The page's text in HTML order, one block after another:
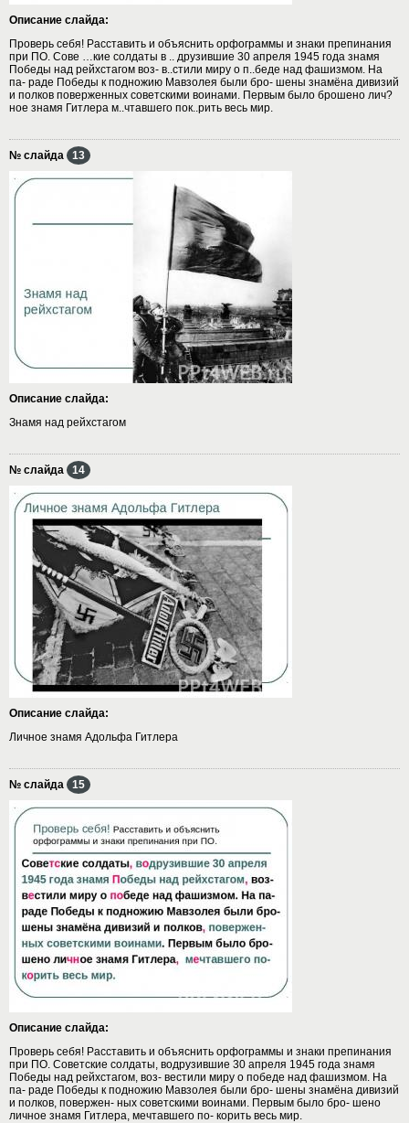
Описание слайда:
Проверь себя! Расставить и объяснить орфограммы и знаки препинания
при ПО. Сове …кие солдаты в .. друзившие 30 апреля 1945 года знамя
Победы над рейхстагом воз- в..стили миру о п..беде над фашизмом. На
па- раде Победы к подножию Мавзолея были бро- шены знамёна дивизий
и полков поверженных советскими воинами. Первым было брошено лич?
ное знамя Гитлера м..чтавшего пок..рить весь мир.
№ слайда 13
Описание слайда:
Знамя над рейхстагом
№ слайда 14
Описание слайда:
Личное знамя Адольфа Гитлера
№ слайда 15
Описание слайда:
Проверь себя! Расставить и объяснить орфограммы и знаки препинания
при ПО. Советские солдаты, водрузившие 30 апреля 1945 года знамя
Победы над рейхстагом, воз- вестили миру о победе над фашизмом. На
па- раде Победы к подножию Мавзолея были бро- шены знамёна дивизий
и полков, повержен- ных советскими воинами. Первым было бро- шено
личное знамя Гитлера, мечтавшего по- корить весь мир.